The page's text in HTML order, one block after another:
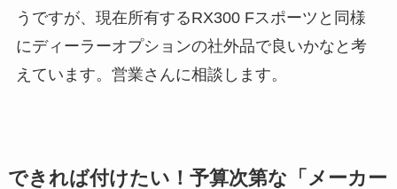
うですが、現在所有するRX300 Fスポーツと同様
にディーラーオプションの社外品で良いかなと考
えています。営業さんに相談します。
できれば付けたい！予算次第な「メーカー